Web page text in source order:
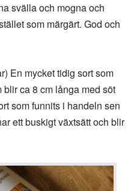
svälla och mogna och
som märgärt. God och
En mycket tidig sort som
ca 8 cm långa med söt
som funnits i handeln sen
ett buskigt växtsätt och blir